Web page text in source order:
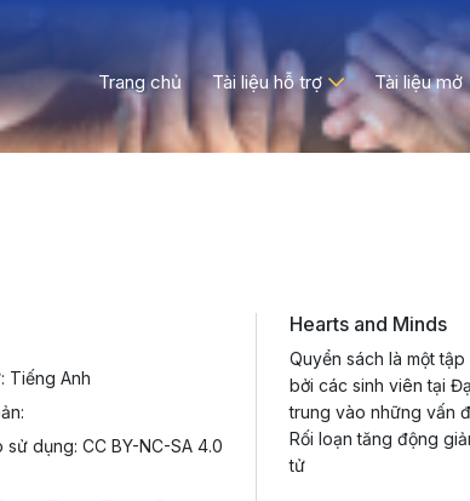
Trang chủ Tài liệu hỗ trợ Tài liệu mở
Tiếng Anh
sử dụng: CC BY-NC-SA 4.0
Hearts and Minds
Quyển sách là một
bởi các sinh viên tại
trung vào những vấn
Rối loạn tăng động
tử